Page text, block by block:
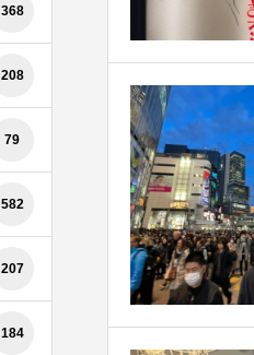
368
208
79
582
207
184